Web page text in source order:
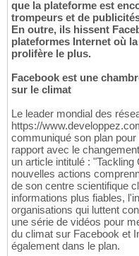
que la plateforme est
trompeurs et de
En outre, ils hissent
plateformes Internet où
prolifère le plus.
Facebook est une
sur le climat
Le leader mondial des
https://
communiqué son plan
rapport avec le
un article intitulé :
nouvelles actions
de son centre scientifique
informations plus fiables,
organisations qui luttent
une série de vidéos pour
du climat sur Facebook et
également dans le plan.